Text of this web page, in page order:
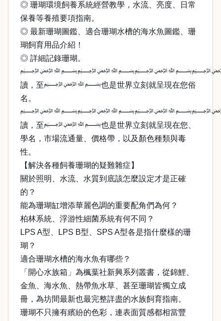
◎ 珊瑚環境飼養系統經營教學，水流、亮度、日常
保養等養殖要項指南。
◎ 最新珊瑚圖鑑、適合珊瑚水槽的海水魚圖鑑、珊
瑚飼育用品介紹！
◎ 詳細記錄珊瑚。
讀，至﷽也是世界立刻就呈現在您俗
名。
讀，至﷽也是世界立刻就呈現在您、
學名，市場流通量、價格帶，以及顏色種類與毒
性。
【解決各種飼養珊瑚的疑難雜症】
關於照明、水流、水質到底該怎麼設定才是正確
的？
能為珊瑚缸增添華麗色調的重要配角們為何？
柏林系統、浮游性細菌系統有何不同？
LPS A型、LPS B型、SPS A型各是指什麼樣的珊
瑚？
適合珊瑚水槽的海水魚有哪些？
「開心水族箱」為楓葉社新興系列叢書，從錦鯉、
金魚、海水魚、熱帶魚水草、甚至珊瑚皆獨立成
冊，為坊間最新也最完整詳盡的水族飼育指南。
珊瑚不只擁有繽紛的色彩，連表面質感都相當豐